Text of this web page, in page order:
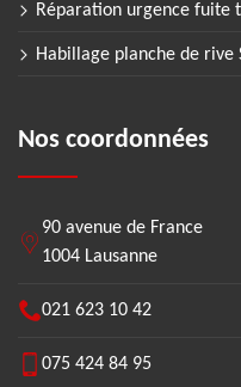
Réparation urgence fuite
Habillage planche de rive
Nos coordonnées
90 avenue de France
1004 Lausanne
021 623 10 42
075 424 84 95